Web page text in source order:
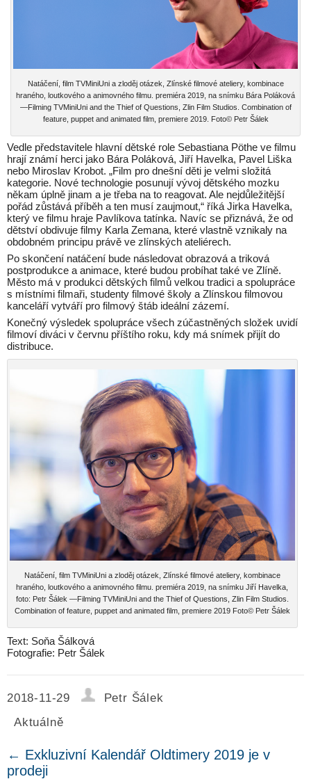
Natáčení, film TVMiniUni a zloděj otázek, Zlínské filmové ateliery, kombinace
hraného, loutkového a animovného filmu. premiéra 2019, na snímku Bára Poláková
—Filming TVMiniUni and the Thief of Questions, Zlin Film Studios. Combination of
feature, puppet and animated film, premiere 2019. Foto© Petr Šálek
Vedle představitele hlavní dětské role Sebastiana Pöthe ve filmu
hrají známí herci jako Bára Poláková, Jiří Havelka, Pavel Liška
nebo Miroslav Krobot. „Film pro dnešní děti je velmi složitá
kategorie. Nové technologie posunují vývoj dětského mozku
někam úplně jinam a je třeba na to reagovat. Ale nejdůležitější
pořád zůstává příběh a ten musí zaujmout,“ říká Jirka Havelka,
který ve filmu hraje Pavlíkova tatínka. Navíc se přiznává, že od
dětství obdivuje filmy Karla Zemana, které vlastně vznikaly na
obdobném principu právě ve zlínských ateliérech.
Po skončení natáčení bude následovat obrazová a triková
postprodukce a animace, které budou probíhat také ve Zlíně.
Město má v produkci dětských filmů velkou tradici a spolupráce
s místními filmaři, studenty filmové školy a Zlínskou filmovou
kanceláří vytváří pro filmový štáb ideální zázemí.
Konečný výsledek spolupráce všech zúčastněných složek uvidí
filmoví diváci v červnu příštího roku, kdy má snímek přijít do
distribuce.
Natáčení, film TVMiniUni a zloděj otázek, Zlínské filmové ateliery, kombinace
hraného, loutkového a animovného filmu. premiéra 2019, na snímku Jiří Havelka,
foto: Petr Šálek —Filming TVMiniUni and the Thief of Questions, Zlin Film Studios.
Combination of feature, puppet and animated film, premiere 2019 Foto© Petr Šálek
Text: Soňa Šálková
Fotografie: Petr Šálek
2018-11-29
Petr Šálek
Aktuálně
← Exkluzivní Kalendář Oldtimery 2019 je v
prodeji